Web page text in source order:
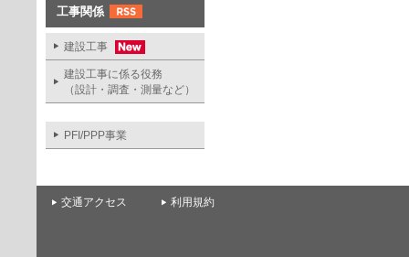
工事関係
建設工事
建設工事に係る役務
（設計・調査・測量など）
PFI/PPP事業
交通アクセス 利用規約